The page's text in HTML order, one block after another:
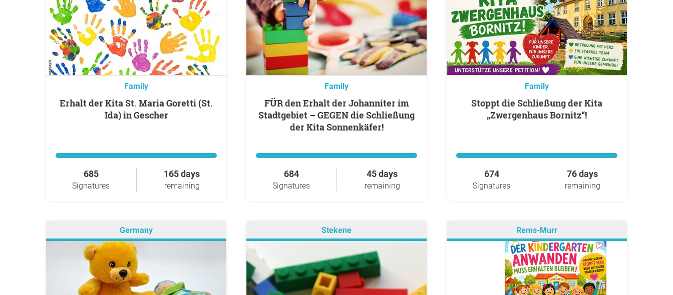
Family
Erhalt der Kita St. Maria Goretti (St.
Ida) in Gescher
685
Signatures
165 days
remaining
Family
FÜR den Erhalt der Johanniter im
Stadtgebiet – GEGEN die Schließung
der Kita Sonnenkäfer!
684
Signatures
45 days
remaining
Family
Stoppt die Schließung der Kita
„Zwergenhaus Bornitz“!
674
Signatures
76 days
remaining
Germany Stekene Rems-Murr